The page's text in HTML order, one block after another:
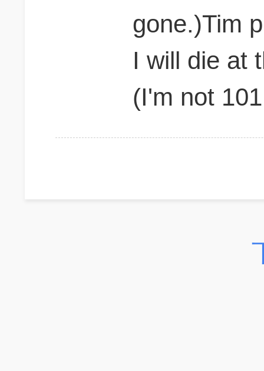
gone.)Tim
I will die at
(I'm not